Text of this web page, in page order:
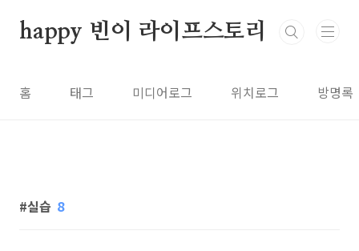
happy 빈이 라이프스토리
홈 태그 미디어로그 위치로그 방명록
실습 8